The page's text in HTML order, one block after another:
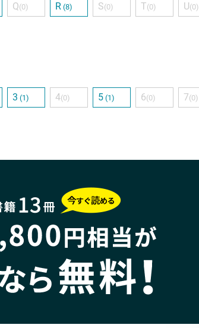
Q(0) R (8) S(0) T(0) U(0)
3 (1) 4(0) 5 (1) 6(0) 7(0)